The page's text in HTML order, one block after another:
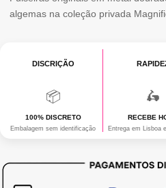
era:
atual
CHAIN
algemas na coleção privada
DISCRIÇÃO
📦
100% DISCRETO
Embalagem sem identificação
🛵
RECEBE
Entrega em Lisboa